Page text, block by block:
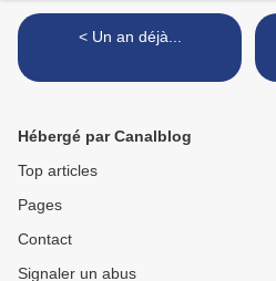
< Un an déjà...
Hébergé par Canalblog
Top articles
Pages
Contact
Signaler un abus